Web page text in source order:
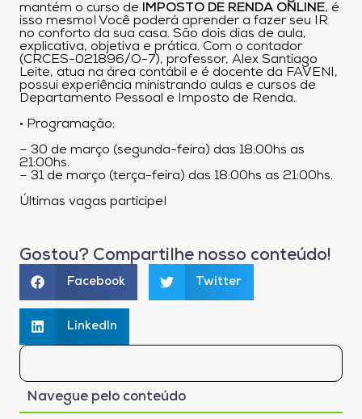
mantém o curso de
IMPOSTO DE RENDA ONLINE, é
isso mesmo! Você poderá aprender a fazer seu IR
no conforto da sua casa. São dois dias de aula,
explicativa, objetiva e prática. Com o contador
(CRCES-021896/O-7), professor, Alex Santiago
Leite, atua na área contábil e é docente da FAVENI,
possui experiência ministrando aulas e cursos de
Departamento Pessoal e Imposto de Renda.
• Programação:
– 30 de março (segunda-feira) das 18:00hs as
21:00hs.
– 31 de março (terça-feira) das 18:00hs as 21:00hs.
Últimas vagas participe!
Gostou? Compartilhe nosso conteúdo!
Facebook Twitter
LinkedIn
Navegue pelo conteúdo